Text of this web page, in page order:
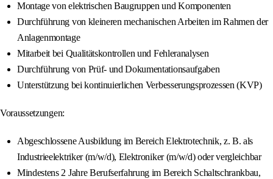
Montage von elektrischen Baugruppen und Komponenten
Durchführung von kleineren mechanischen Arbeiten im Rahmen der
Anlagenmontage
Mitarbeit bei Qualitätskontrollen und Fehleranalysen
Durchführung von Prüf- und Dokumentationsaufgaben
Unterstützung bei kontinuierlichen Verbesserungsprozessen (KVP)
Voraussetzungen:
Abgeschlossene Ausbildung im Bereich Elektrotechnik, z. B. als
Industrieelektriker (m/w/d), Elektroniker (m/w/d) oder vergleichbar
Mindestens 2 Jahre Berufserfahrung im Bereich Schaltschrankbau,